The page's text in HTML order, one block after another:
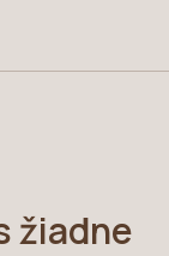
žiadne